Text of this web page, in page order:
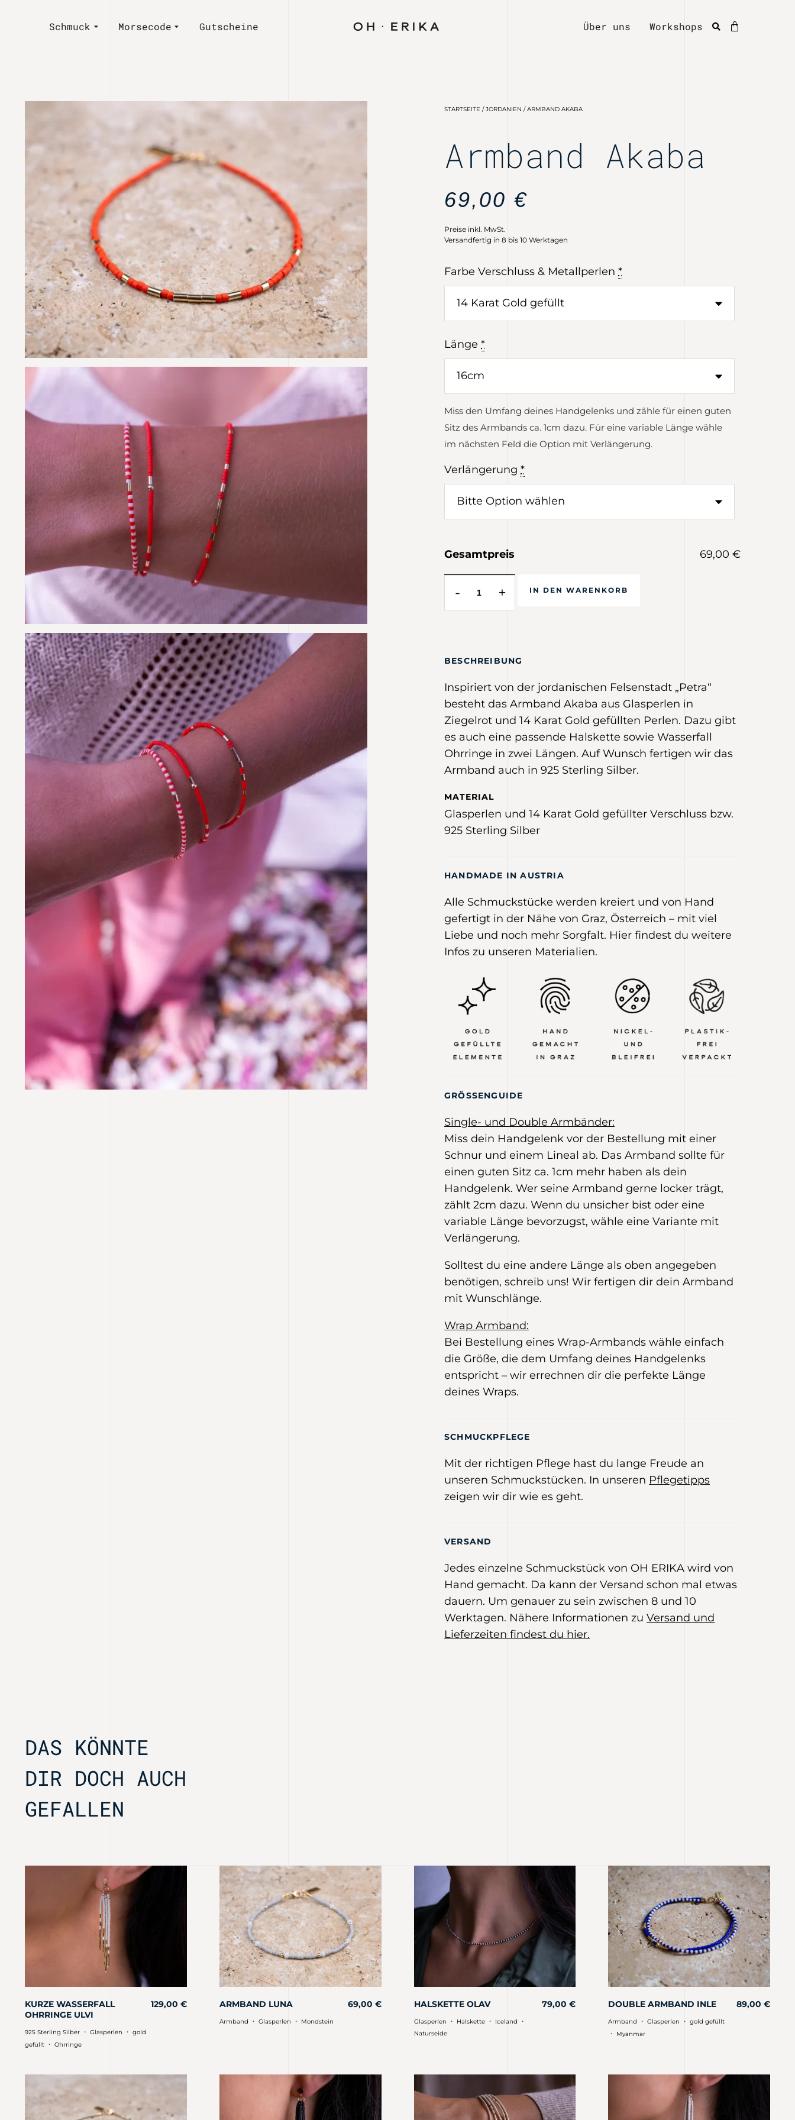
Schmuck Morsecode Gutscheine Über uns Workshops
STARTSEITE /JORDANIEN / ARMBAND AKABA
Armband Akaba
69,00€
Preise inkl. MwSt.
Versandfertig in 8 bis 10 Werktagen
Farbe Verschluss & Metallperlen *
Länge *
Miss den Umfang deines Handgelenks und zähle für einen guten
Sitz des Armbands ca. 1cm dazu. Für eine variable Länge wähle
im nächsten Feld die Option mit Verlängerung.
Verlängerung *
Gesamtpreis 69,00 €
- + IN DEN WARENKORB
BESCHREIBUNG
Inspiriert von der jordanischen Felsenstadt „Petra“
besteht das Armband Akaba aus Glasperlen in
Ziegelrot und 14 Karat Gold gefüllten Perlen. Dazu gibt
es auch eine passende Halskette sowie Wasserfall
Ohrringe in zwei Längen. Auf Wunsch fertigen wir das
Armband auch in 925 Sterling Silber.
MATERIAL
Glasperlen und 14 Karat Gold gefüllter Verschluss bzw.
925 Sterling Silber
HANDMADE IN AUSTRIA
Alle Schmuckstücke werden kreiert und von Hand
gefertigt in der Nähe von Graz, Österreich – mit viel
Liebe und noch mehr Sorgfalt. Hier findest du weitere
Infos zu unseren Materialien.
GRÖSSENGUIDE
Single- und Double Armbänder:
Miss dein Handgelenk vor der Bestellung mit einer
Schnur und einem Lineal ab. Das Armband sollte für
einen guten Sitz ca. 1cm mehr haben als dein
Handgelenk. Wer seine Armband gerne locker trägt,
zählt 2cm dazu. Wenn du unsicher bist oder eine
variable Länge bevorzugst, wähle eine Variante mit
Verlängerung.
Solltest du eine andere Länge als oben angegeben
benötigen, schreib uns! Wir fertigen dir dein Armband
mit Wunschlänge.
Wrap Armband:
Bei Bestellung eines Wrap-Armbands wähle einfach
die Größe, die dem Umfang deines Handgelenks
entspricht – wir errechnen dir die perfekte Länge
deines Wraps.
SCHMUCKPFLEGE
Mit der richtigen Pflege hast du lange Freude an
unseren Schmuckstücken. In unseren Pflegetipps
zeigen wir dir wie es geht.
VERSAND
Jedes einzelne Schmuckstück von OH ERIKA wird von
Hand gemacht. Da kann der Versand schon mal etwas
dauern. Um genauer zu sein zwischen 8 und 10
Werktagen. Nähere Informationen zuVersand und
Lieferzeiten findest du hier.
DAS KÖNNTE
DIR DOCH AUCH
GEFALLEN
KURZE WASSERFALL
OHRRINGE ULVI
129,00 €
925 Sterling Silber ・ Glasperlen ・ gold
gefüllt ・ Ohrringe
ARMBAND LUNA 69,00 €
Armband ・ Glasperlen ・ Mondstein
HALSKETTE OLAV 79,00€
Glasperlen ・ Halskette・ Iceland ・
Naturseide
DOUBLE ARMBAND INLE 89,00 €
Armband ・Glasperlen ・gold gefüllt
・ Myanmar